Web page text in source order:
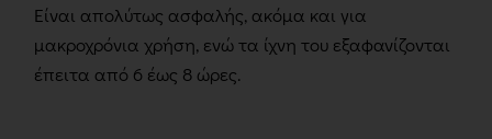
Είναι απολύτως ασφαλής, ακόμα και για
μακροχρόνια χρήση, ενώ τα ίχνη του εξαφανίζονται
έπειτα από 6 έως 8 ώρες.